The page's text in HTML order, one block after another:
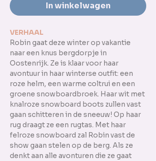
In winkelwagen
VERHAAL
Robin gaat deze winter op vakantie
naar een knus bergdorpje in
Oostenrijk. Ze is klaar voor haar
avontuur in haar winterse outfit: een
roze helm, een warme coltrui en een
groene snowboardbroek. Haar wit met
knalroze snowboard boots zullen vast
gaan schitteren in de sneeuw! Op haar
rug draagt ze een rugtas. Met haar
felroze snowboard zal Robin vast de
show gaan stelen op de berg. Als ze
denkt aan alle avonturen die ze gaat